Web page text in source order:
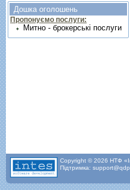
Дошка оголошень
Пропонуємо послуги:
Митно - брокерські послуги
Copyright © 2026 НТФ
Підтримка: